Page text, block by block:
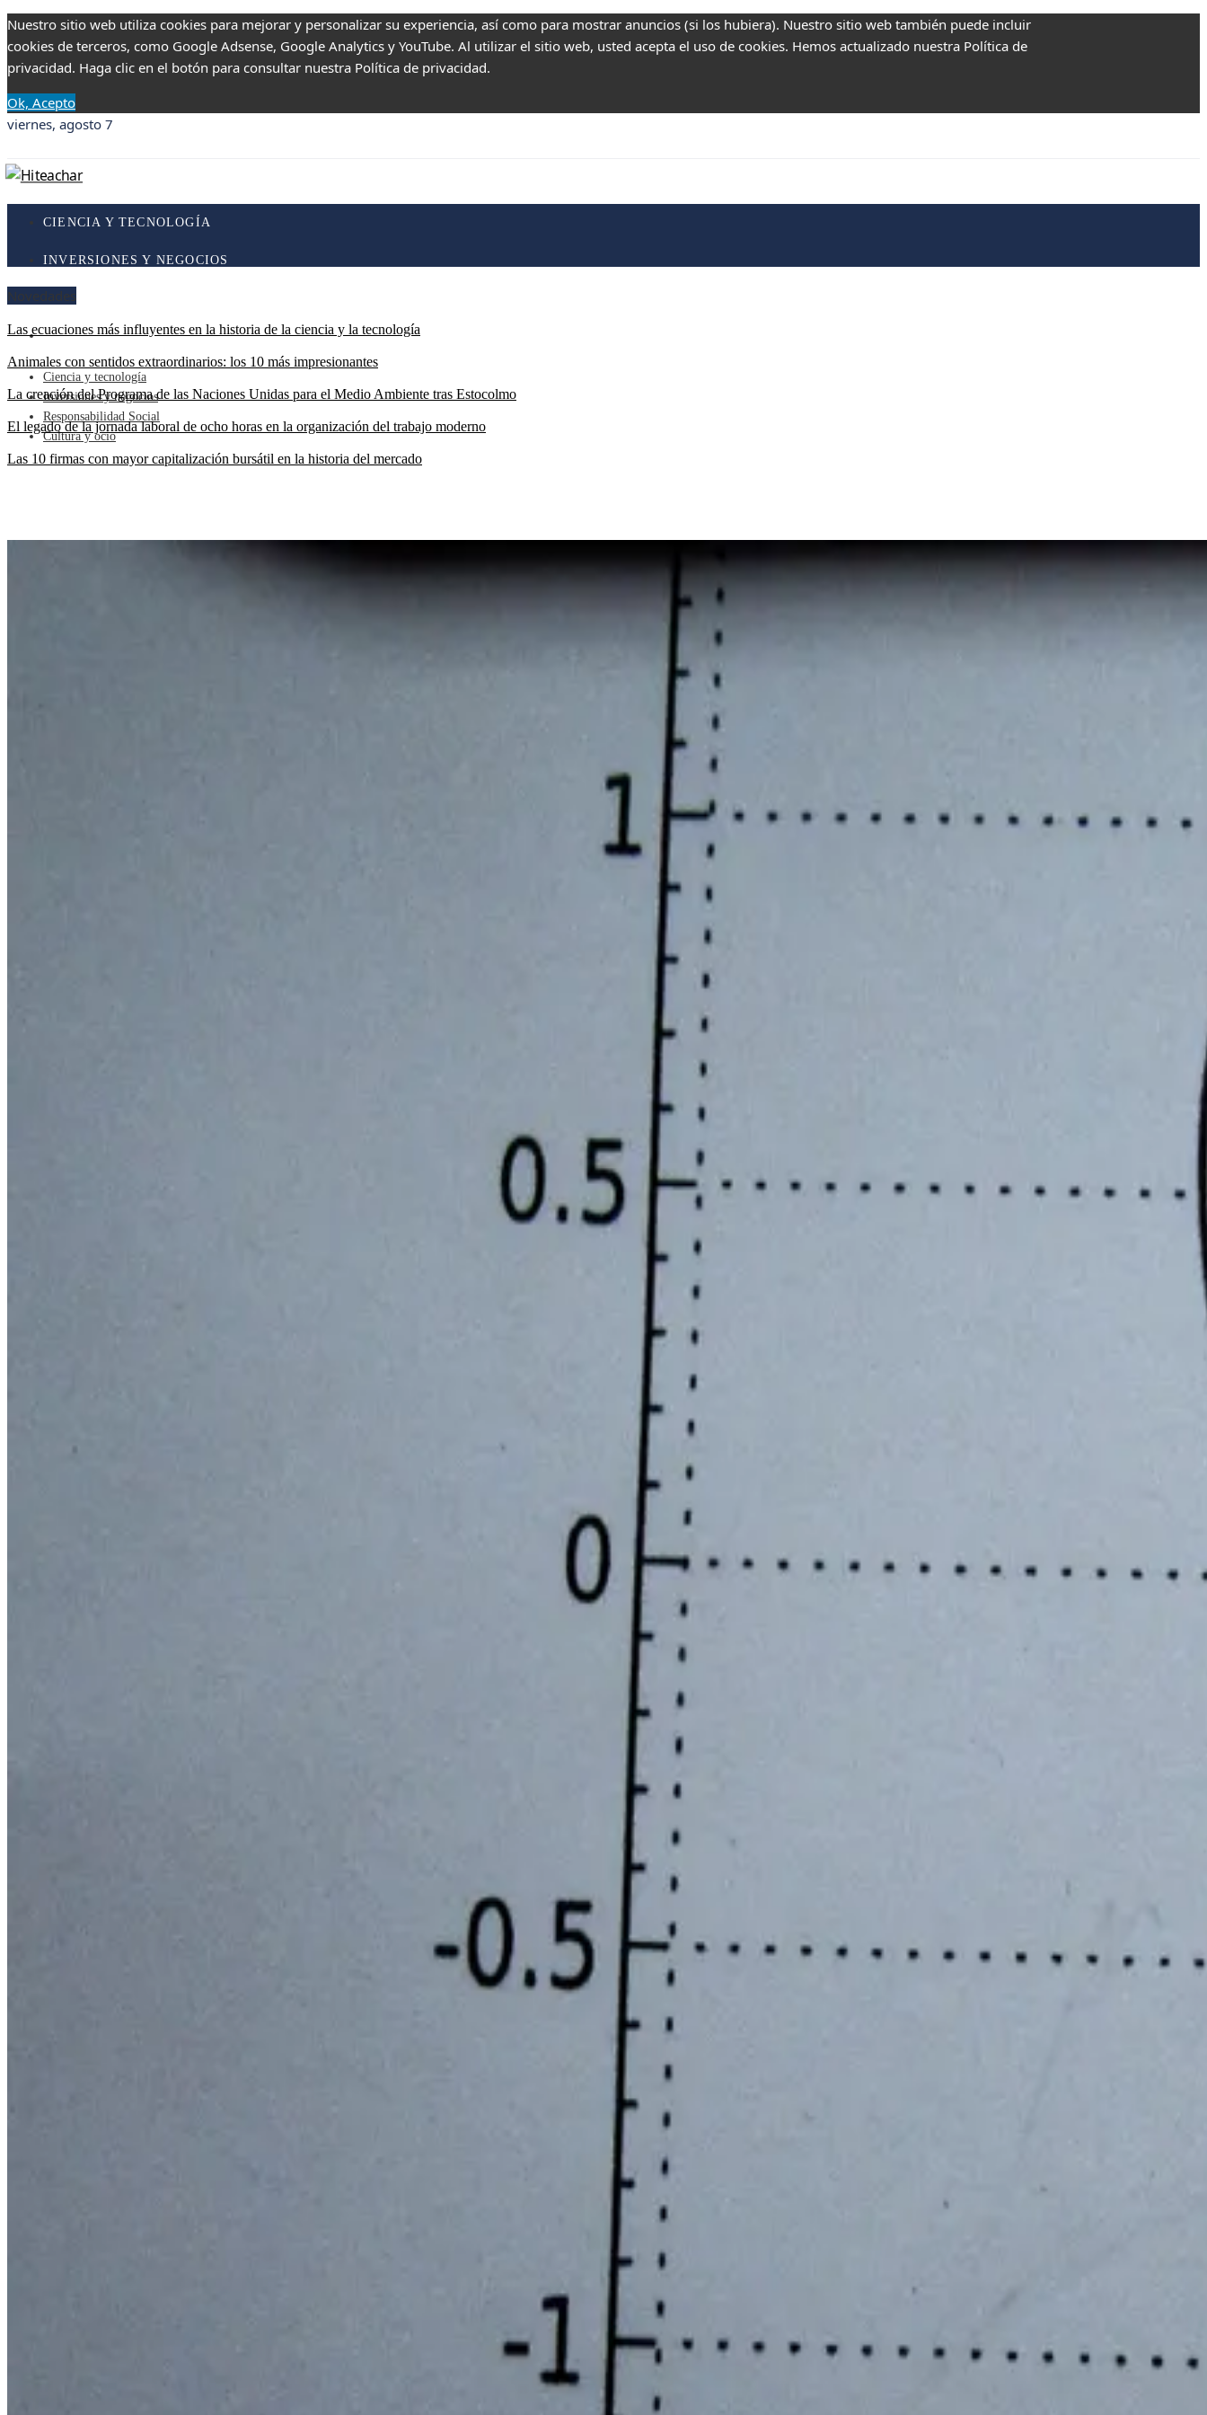
Nuestro sitio web utiliza cookies para mejorar y personalizar su experiencia, así como para mostrar anuncios (si los hubiera). Nuestro sitio web también puede incluir
cookies de terceros, como Google Adsense, Google Analytics y YouTube. Al utilizar el sitio web, usted acepta el uso de cookies. Hemos actualizado nuestra Política de
privacidad. Haga clic en el botón para consultar nuestra Política de privacidad.
Ok, Acepto
viernes, agosto 7
CIENCIA Y TECNOLOGÍA
INVERSIONES Y NEGOCIOS
RESPONSABILIDAD SOCIAL
CULTURA Y OCIO
Ciencia y tecnología
Inversiones y negocios
Responsabilidad Social
Cultura y ocio
Novedades
Las ecuaciones más influyentes en la historia de la ciencia y la tecnología
Animales con sentidos extraordinarios: los 10 más impresionantes
La creación del Programa de las Naciones Unidas para el Medio Ambiente tras Estocolmo
El legado de la jornada laboral de ocho horas en la organización del trabajo moderno
Las 10 firmas con mayor capitalización bursátil en la historia del mercado